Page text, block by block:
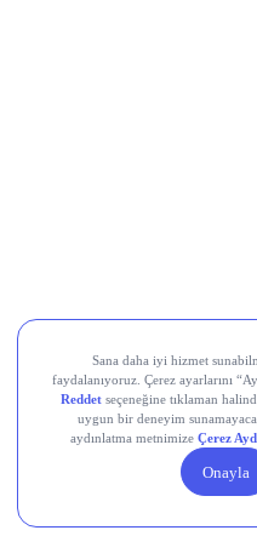
Teknik Analiz Nedir?